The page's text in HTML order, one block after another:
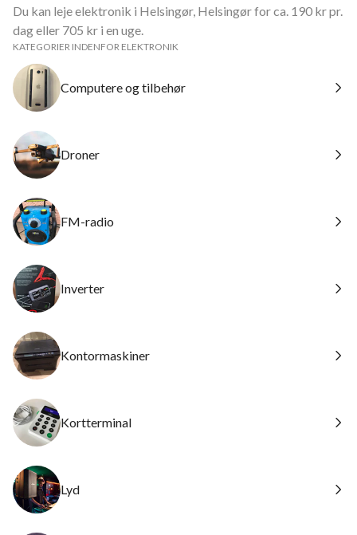
Du kan leje elektronik i Helsingør, Helsingør for ca. 190 kr pr.
dag eller 705 kr i en uge.
KATEGORIER INDENFOR ELEKTRONIK
Computere og tilbehør
Droner
FM-radio
Inverter
Kontormaskiner
Kortterminal
Lyd